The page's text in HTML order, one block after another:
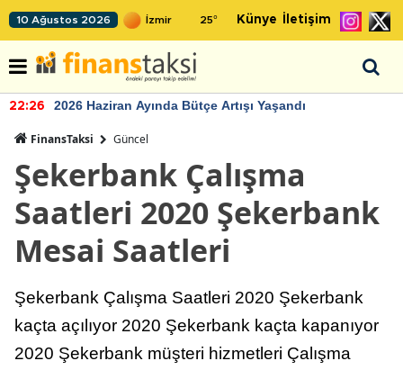
10 Ağustos 2026 25° Künye İletişim
22:26 2026 Haziran Ayında Bütçe Artışı Yaşandı
FinansTaksi Güncel
Şekerbank Çalışma
Saatleri 2020 Şekerbank
Mesai Saatleri
Şekerbank Çalışma Saatleri 2020 Şekerbank
kaçta açılıyor 2020 Şekerbank kaçta kapanıyor
2020 Şekerbank müşteri hizmetleri Çalışma